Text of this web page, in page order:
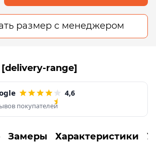
размер с менеджером
range]
4,6
покупателей
Замеры Характеристики